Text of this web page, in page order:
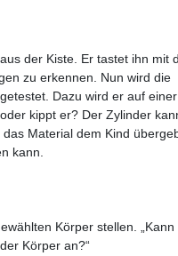
der Kiste. Er tastet ihn mit
zu erkennen. Nun wird die
Dazu wird er auf
kippt er? Der Zylinder
Material dem Kind
kann.
Körper stellen. „Kann
Körper an?“